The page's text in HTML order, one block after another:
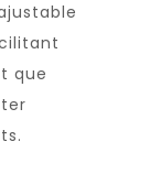
que